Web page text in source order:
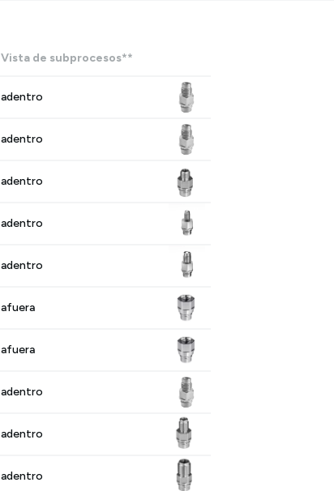
Vista de subprocesos**
adentro
adentro
adentro
adentro
adentro
afuera
afuera
adentro
adentro
adentro